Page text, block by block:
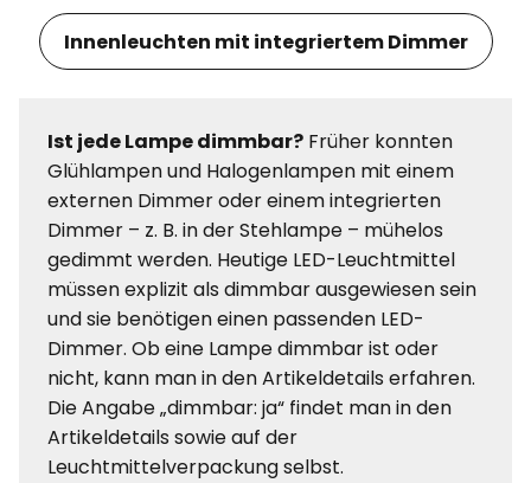
Innenleuchten mit integriertem Dimmer
Ist jede Lampe dimmbar? Früher konnten
Glühlampen und Halogenlampen mit einem
externen Dimmer oder einem integrierten
Dimmer – z. B. in der Stehlampe – mühelos
gedimmt werden. Heutige LED-Leuchtmittel
müssen explizit als dimmbar ausgewiesen sein
und sie benötigen einen passenden LED-
Dimmer. Ob eine Lampe dimmbar ist oder
nicht, kann man in den Artikeldetails erfahren.
Die Angabe „dimmbar: ja“ findet man in den
Artikeldetails sowie auf der
Leuchtmittelverpackung selbst.